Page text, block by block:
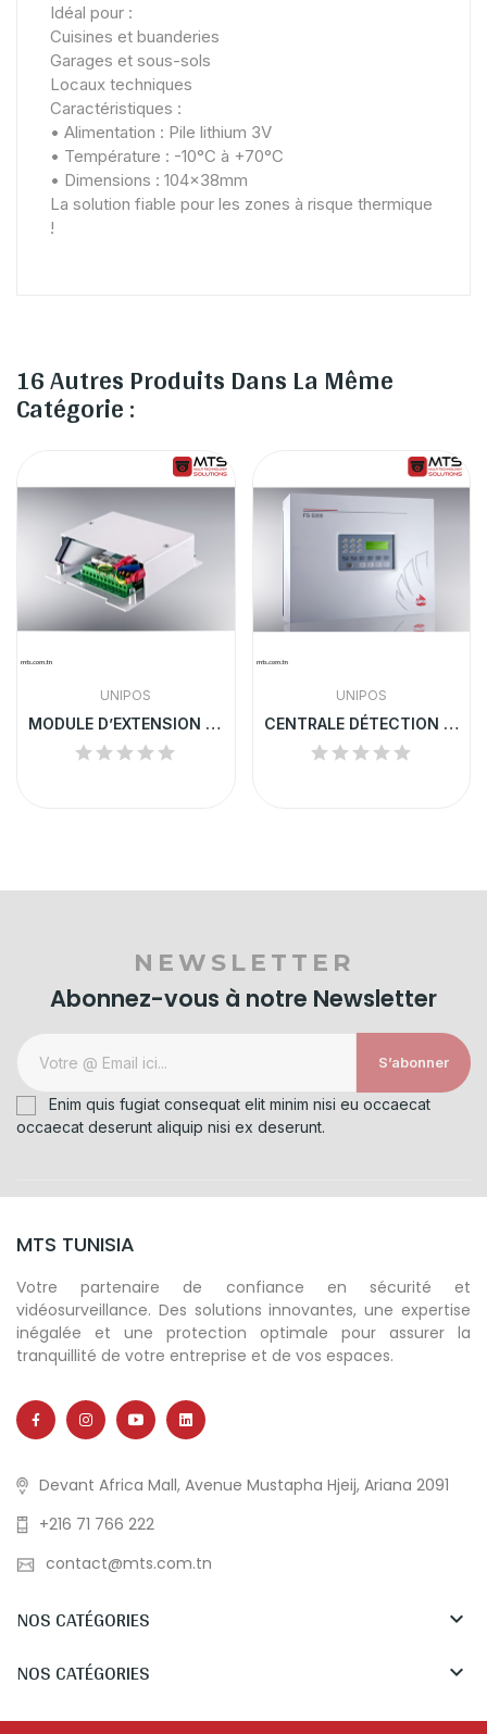
Idéal pour :
Cuisines et buanderies
Garages et sous-sols
Locaux techniques
Caractéristiques :
• Alimentation : Pile lithium 3V
• Température : -10°C à +70°C
• Dimensions : 104x38mm
La solution fiable pour les zones à risque thermique
!
16 Autres Produits Dans La Même
Catégorie :
UNIPOS
MODULE D’EXTENSION UNIPOS | 5102
UNIPOS
CENTRALE DÉTECTION INCENDIE UNIPOS 8-32 LIGNES...
NEWSLETTER
Abonnez-vous à notre Newsletter
S’abonner
Enim quis fugiat consequat elit minim nisi eu occaecat
occaecat deserunt aliquip nisi ex deserunt.
MTS TUNISIA
Votre partenaire de confiance en sécurité et
vidéosurveillance. Des solutions innovantes, une expertise
inégalée et une protection optimale pour assurer la
tranquillité de votre entreprise et de vos espaces.
Devant Africa Mall, Avenue Mustapha Hjeij, Ariana 2091
+216 71 766 222
contact@mts.com.tn
NOS CATÉGORIES 
NOS CATÉGORIES 